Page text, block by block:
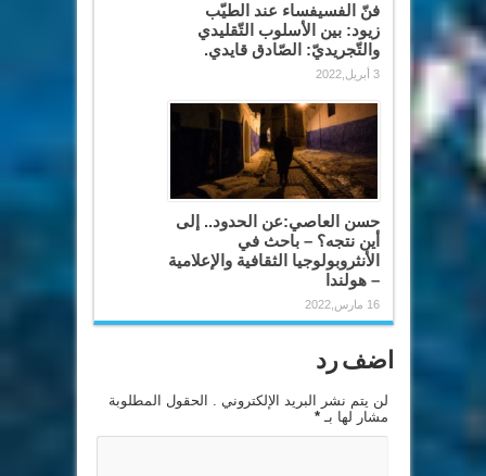
فنّ الفسيفساء عند الطيّب
زيود: بين الأسلوب التّقليدي
والتّجريديّ: الصّادق قايدي.
3 أبريل,2022
حسن العاصي:عن الحدود.. إلى
أين نتجه؟ – باحث في
الأنثروبولوجيا الثقافية والإعلامية
– هولندا
16 مارس,2022
اضف رد
لن يتم نشر البريد الإلكتروني . الحقول المطلوبة
مشار لها بـ*